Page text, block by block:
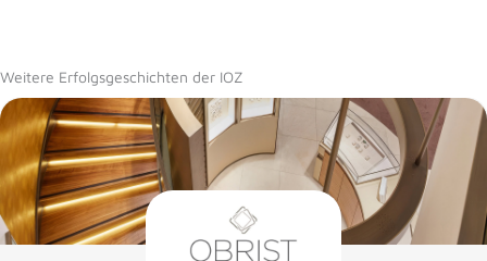
Weitere Erfolgsgeschichten der IOZ